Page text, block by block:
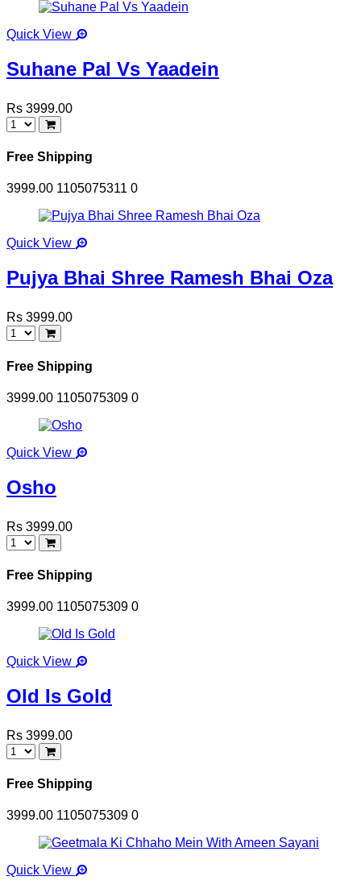
Quick View
Suhane Pal Vs Yaadein
Rs 3999.00
Free Shipping
3999.00 1105075311 0
Quick View
Pujya Bhai Shree Ramesh Bhai Oza
Rs 3999.00
Free Shipping
3999.00 1105075309 0
Quick View
Osho
Rs 3999.00
Free Shipping
3999.00 1105075309 0
Quick View
Old Is Gold
Rs 3999.00
Free Shipping
3999.00 1105075309 0
Quick View